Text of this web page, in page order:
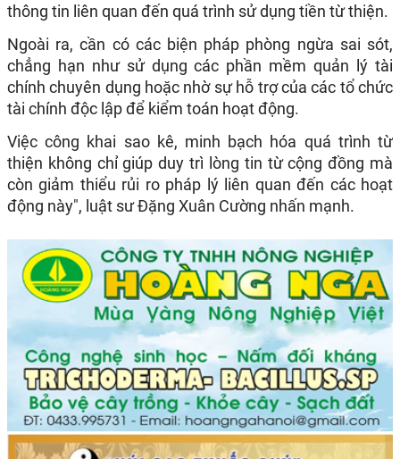
thông tin liên quan đến quá trình sử dụng tiền từ thiện.
Ngoài ra, cần có các biện pháp phòng ngừa sai sót,
chẳng hạn như sử dụng các phần mềm quản lý tài
chính chuyên dụng hoặc nhờ sự hỗ trợ của các tổ chức
tài chính độc lập để kiểm toán hoạt động.
Việc công khai sao kê, minh bạch hóa quá trình từ
thiện không chỉ giúp duy trì lòng tin từ cộng đồng mà
còn giảm thiểu rủi ro pháp lý liên quan đến các hoạt
động này", luật sư Đặng Xuân Cường nhấn mạnh.